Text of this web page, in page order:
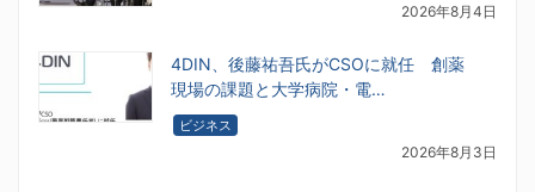
2026年8月4日
4DIN、後藤祐吾氏がCSOに就任 創薬
現場の課題と大学病院・電…
ビジネス
2026年8月3日